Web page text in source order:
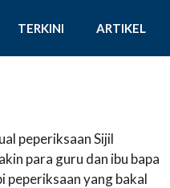
TERKINI ARTIKEL
peperiksaan Sijil
para guru dan ibu bapa
peperiksaan yang bakal